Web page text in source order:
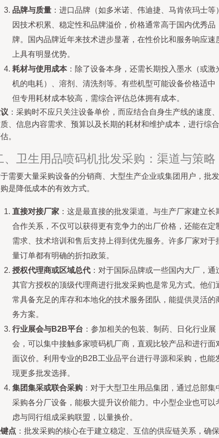
品牌与质量 ：进口品牌（如多米诺、伟迪捷、马肯依玛士等
因技术积累、稳定性和品牌溢价，价格通常高于国内优秀品
牌。国内品牌近年来技术进步显著，在性价比和服务响应速
上具有明显优势。
耗材与使用成本：除了设备本身，还需长期投入墨水（或激
机的电耗）、溶剂、清洗剂等。有些机型可能设备价格适中
但专用耗材成本较高，需综合评估总体拥有成本。
：采购时不应只关注设备单价，而应结合自身生产线的速度、
、信息内容需求、预算以及长期的耗材和维护成本，进行综合
。
、卫生用品喷码机批发采购：渠道与策略
需要大量采购设备的分销商、大型生产企业或集团用户，批发
是降低成本的有效方式。
直接对接厂家 ：这是最直接的批发渠道。与生产厂家建立长
合作关系，不仅可以获得更有竞争力的出厂价格，还能在定
需求、技术培训和售后支持上得到优先服务。许多厂家对于
量订单都有明确的折扣政策。
授权代理商或区域总代 ：对于国际品牌或一些国内大厂，通
其官方授权的顶级代理商进行批发采购也是常见方式。他们
常具备充足的库存和本地化的技术服务团队，能提供灵活的
务方案。
行业展会与B2B平台 ：参加相关的包装、制药、日化行业展
会，可以集中接触多家喷码机厂商，直观比较产品和进行面
面议价。利用专业的B2B工业品平台进行寻源和采购，也能
现更多批发选择。
集团集采或联合采购 ：对于大型卫生用品集团，通过总部集
采购各分厂设备，能极大提升议价能力。中小型企业也可以
虑与同行组成采购联盟，以量换价。
点 ：批发采购的核心在于建立稳定、互信的供应链关系，确保